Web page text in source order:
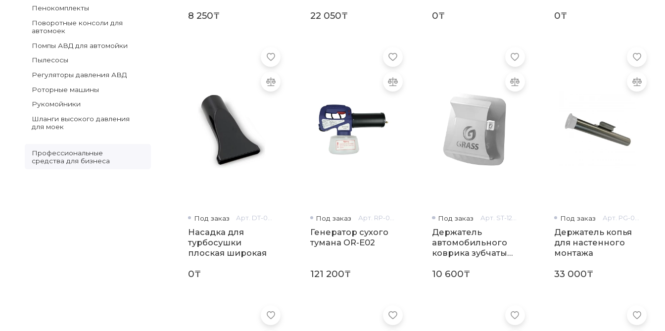
Пенокомплекты
Поворотные консоли для
автомоек
Помпы АВД для автомойки
Пылесосы
Регуляторы давления АВД
Роторные машины
Рукомойники
Шланги высокого давления
для моек
Профессиональные
средства для бизнеса
8 250₸ 22 050₸ 0₸ 0₸
Под заказ Арт. DT-0602
Насадка для
турбосушки
плоская широкая
0₸
Под заказ Арт. RP-0199
Генератор сухого
тумана OR-E02
121 200₸
Под заказ Арт. ST-1287
Держатель
автомобильного
коврика зубчатый,
10 600₸
Под заказ Арт. PG-0261
Держатель копья
для настенного
монтажа
33 000₸